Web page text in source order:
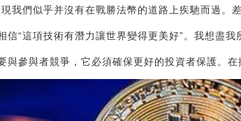
我們似乎并沒有在戰勝法幣的道路上疾馳而過。
信“這項技術有潛力讓世界變得更美好”。我想盡我
與參與者競爭，它必須確保更好的投資者保護。在